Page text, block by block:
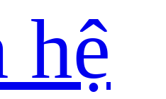
hệ